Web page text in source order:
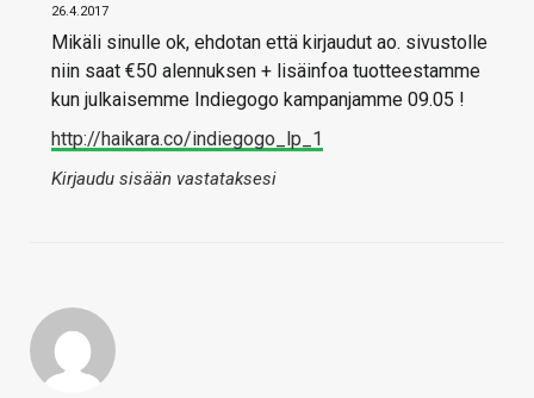
26.4.2017
Mikäli sinulle ok, ehdotan että kirjaudut ao. sivustolle
niin saat €50 alennuksen + lisäinfoa tuotteestamme
kun julkaisemme Indiegogo kampanjamme 09.05 !
http://haikara.co/indiegogo_lp_1
Kirjaudu sisään vastataksesi